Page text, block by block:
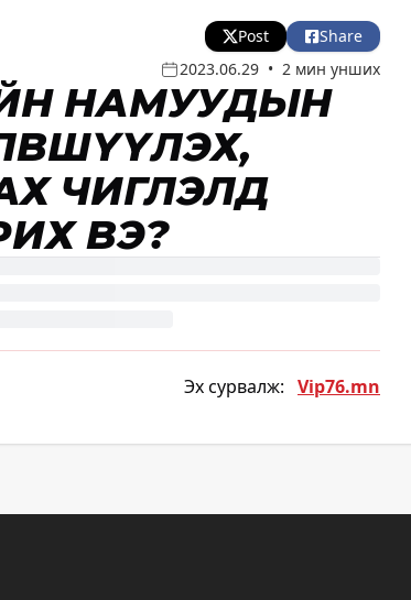
Post
Share
2023.06.29 • 2 мин унших
НАМУУДЫН
ЧИГЛЭЛД
ВЭ?
Эх сурвалж: Vip76.mn